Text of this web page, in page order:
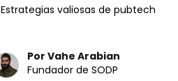
Estrategias valiosas de pubtech
Por Vahe Arabian
Fundador de SODP